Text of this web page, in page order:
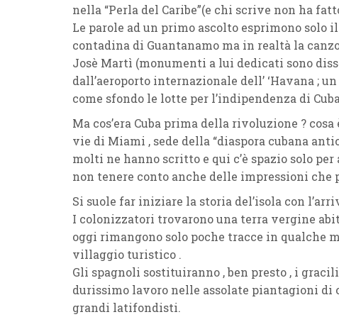
nella “Perla del Caribe”(e chi scrive non ha
Le parole ad un primo ascolto esprimono solo
contadina di Guantanamo ma in realtà la
Josè Martì (monumenti a lui dedicati sono
dall’aeroporto internazionale dell’ ‘Havana ;
come sfondo le lotte per l’indipendenza di
Ma cos’era Cuba prima della rivoluzione ?
vie di Miami , sede della “diaspora cubana
molti ne hanno scritto e qui c’è spazio solo
non tenere conto anche delle impressioni
Si suole far iniziare la storia del’isola con
I colonizzatori trovarono una terra vergine
oggi rimangono solo poche tracce in qualche
villaggio turistico .
Gli spagnoli sostituiranno , ben presto , i
durissimo lavoro nelle assolate piantagioni di
grandi latifondisti.